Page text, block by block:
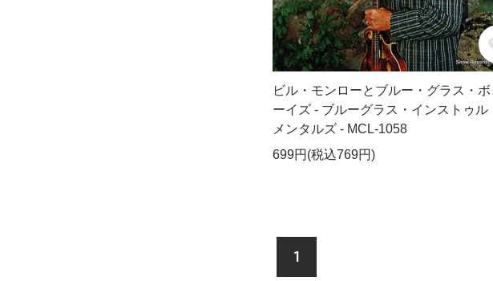
ビル・モンローとブルー・グラス・ボ
ーイズ - ブルーグラス・インストゥル
メンタルズ - MCL-1058
699円(税込769円)
1